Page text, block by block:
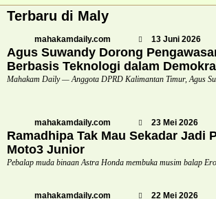
Terbaru di Maly
mahakamdaily.com 13 Juni 2026
Agus Suwandy Dorong
Berbasis Teknologi dalam
Mahakam Daily — Anggota DPRD Kalimantan Timur, Agus
mahakamdaily.com 23 Mei 2026
Ramadhipa Tak Mau Sekadar Jadi
Moto3 Junior
Pebalap muda binaan Astra Honda membuka musim balap
mahakamdaily.com 22 Mei 2026